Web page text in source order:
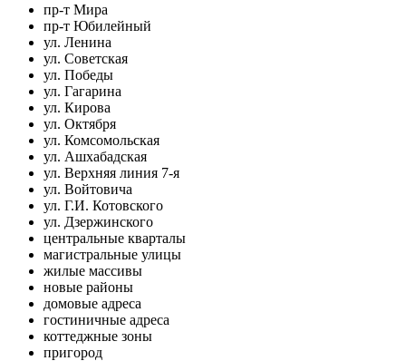
пр-т Мира
пр-т Юбилейный
ул. Ленина
ул. Советская
ул. Победы
ул. Гагарина
ул. Кирова
ул. Октября
ул. Комсомольская
ул. Ашхабадская
ул. Верхняя линия 7-я
ул. Войтовича
ул. Г.И. Котовского
ул. Дзержинского
центральные кварталы
магистральные улицы
жилые массивы
новые районы
домовые адреса
гостиничные адреса
коттеджные зоны
пригород